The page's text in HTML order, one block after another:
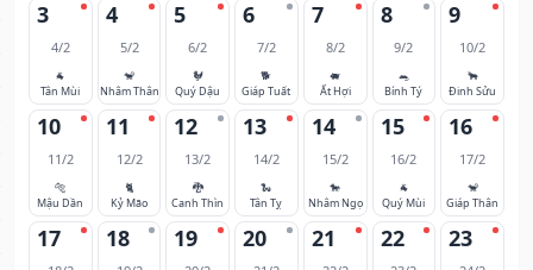
3
4/2
🐐
Tân Mùi
4
5/2
🐒
Nhâm Thân
5
6/2
🐓
Quý Dậu
6
7/2
🐕
Giáp Tuất
7
8/2
🐖
Ất Hợi
8
9/2
🐀
Bính Tý
9
10/2
🐂
Đinh Sửu
10
11/2
🐅
Mậu Dần
11
12/2
🐈
Kỷ Mão
12
13/2
🐉
Canh Thìn
13
14/2
🐍
Tân Tỵ
14
15/2
🐎
Nhâm Ngọ
15
16/2
🐐
Quý Mùi
16
17/2
🐒
Giáp Thân
17 18 19 20 21 22 23